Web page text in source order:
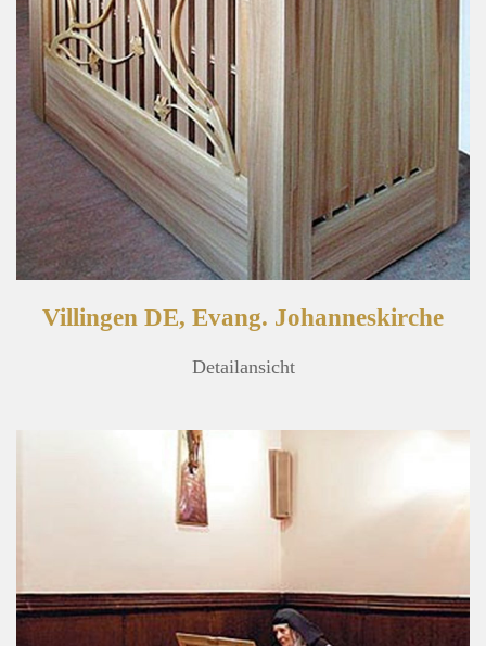
Villingen DE, Evang. Johanneskirche
Detailansicht